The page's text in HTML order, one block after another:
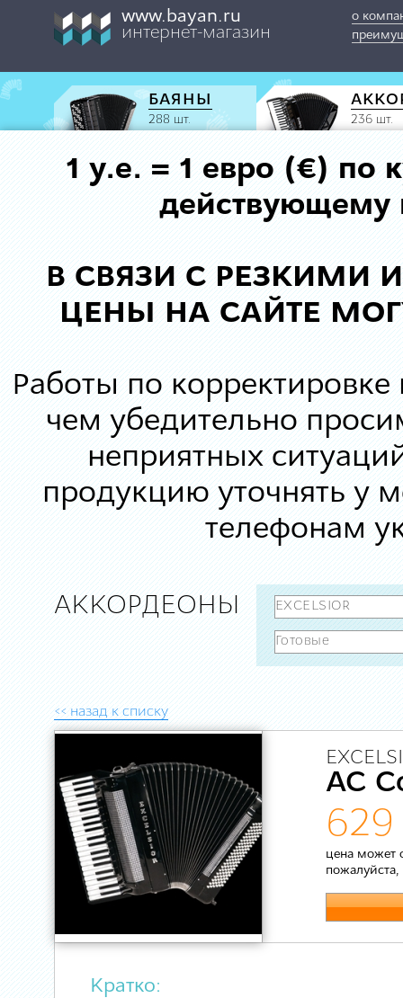
www.bayan.ru
интернет-магазин
о
БАЯНЫ
288 шт. 236 шт.
1 у.е. = 1 евро (€) по
действующему
В СВЯЗИ С РЕЗКИМИ
ЦЕНЫ НА САЙТЕ
Работы по корректировке
чем убедительно
неприятных
продукцию уточнять у
телефонам
АККОРДЕОНЫ
<< назад к списку
AC
629
цена может
пожалуйста,
Кратко: